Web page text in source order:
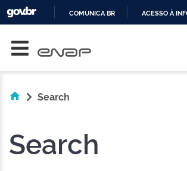
COMUNICA BR ACESSO À
Search
Search